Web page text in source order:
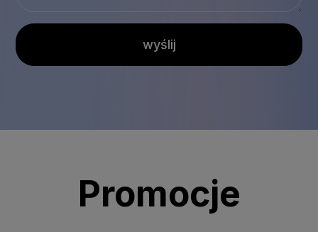
wyślij
Promocje